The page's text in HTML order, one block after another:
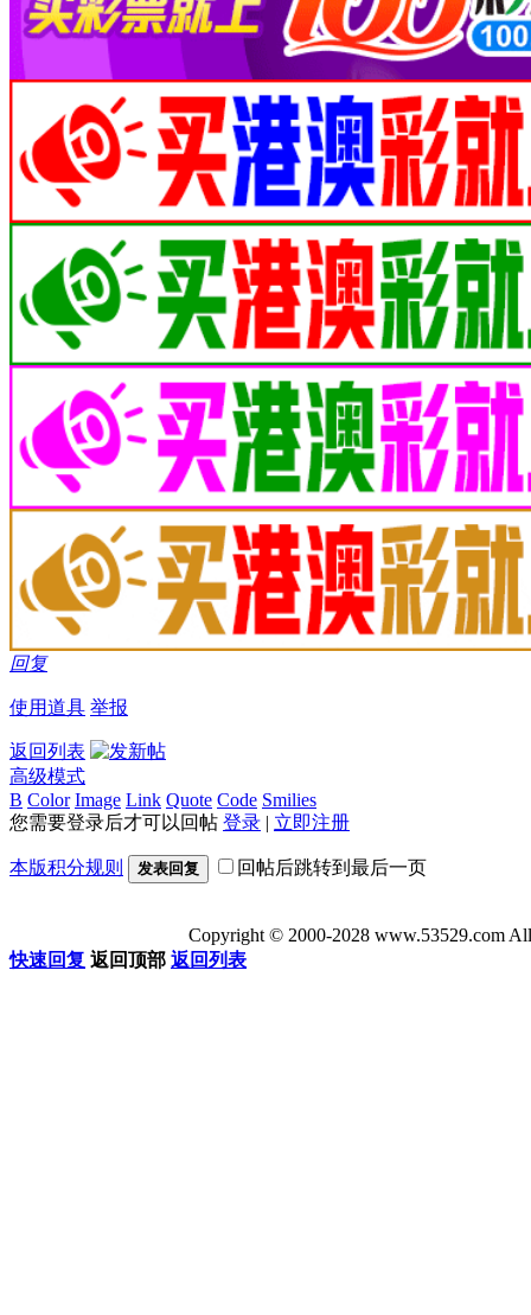
回复
使用道具 举报
返回列表
高级模式
B Color Image Link Quote Code Smilies
您需要登录后才可以回帖 登录 | 立即注册
本版积分规则 发表回复 回帖后跳转到最后一页
Copyright © 2000-2028 www.53529.com
快速回复 返回顶部 返回列表